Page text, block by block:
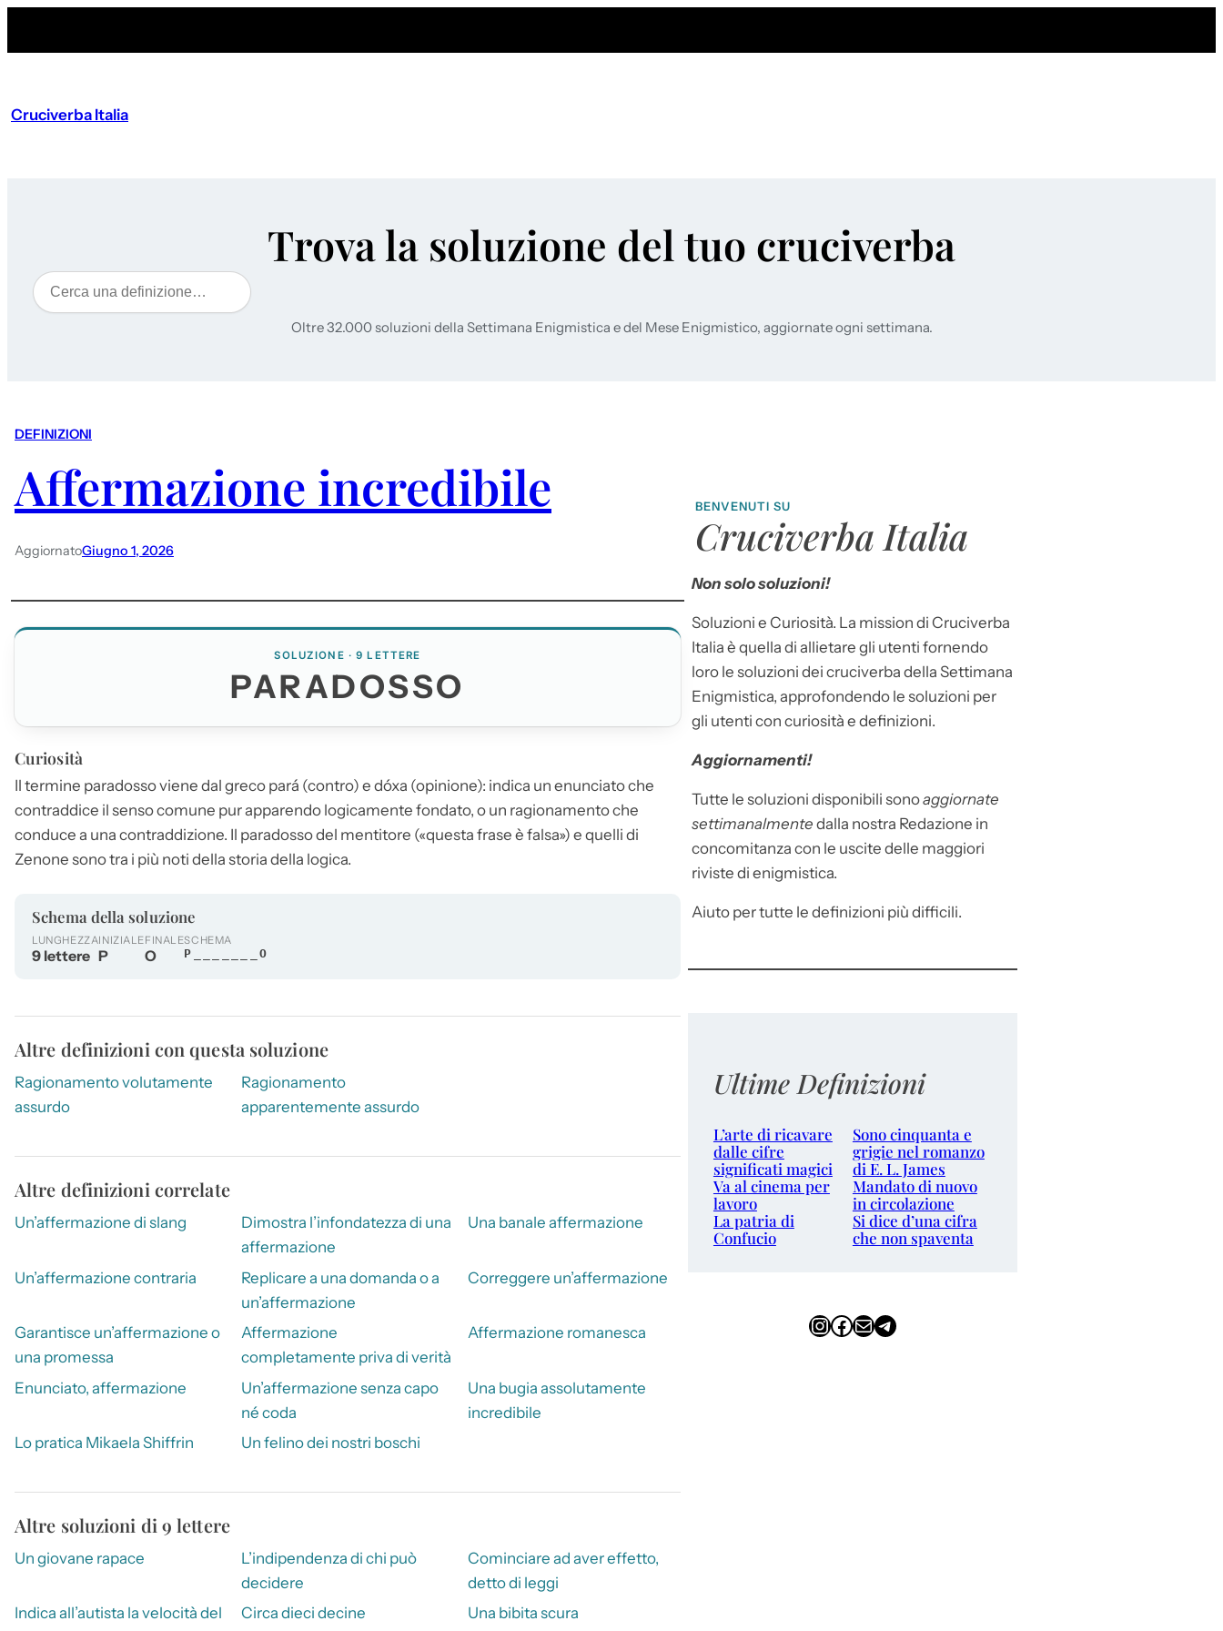
Cruciverba Italia
Trova la soluzione del tuo cruciverba
Cerca
Oltre 32.000 soluzioni della Settimana Enigmistica e del Mese Enigmistico, aggiornate ogni settimana.
DEFINIZIONI
Affermazione incredibile
AggiornatoGiugno 1, 2026
SOLUZIONE · 9 LETTERE
PARADOSSO
Curiosità
Il termine paradossoviene dal greco pará (contro) e dóxa (opinione): indica un enunciato che
contraddice il senso comune pur apparendo logicamente fondato, o un ragionamento che
conduce a una contraddizione. Il paradossodel mentitore («questa frase è falsa») e quelli di
Zenone sono tra i più noti della storia della logica.
Schema della soluzione
LUNGHEZZA
9 lettere
INIZIALE
P
FINALE
O
SCHEMA
P_______O
Altre definizioni con questa soluzione
Ragionamento volutamente
assurdo
Ragionamento
apparentemente assurdo
Altre definizioni correlate
Un’affermazione di slang
Dimostra l’infondatezza di una
affermazione
Una banale affermazione
Un’affermazione contraria
Replicare a una domanda o a
un’affermazione
Correggere un’affermazione
Garantisce un’affermazione o
una promessa
Affermazione
completamente priva di verità
Affermazione romanesca
Enunciato, affermazione
Un’affermazione senza capo
né coda
Una bugia assolutamente
incredibile
Lo pratica Mikaela Shiffrin
Un felino dei nostri boschi
Altre soluzioni di 9 lettere
Un giovane rapace
L’indipendenza di chi può
decidere
Cominciare ad aver effetto,
detto di leggi
Indica all’autista la velocità del
Circa dieci decine Una bibita scura
BENVENUTI SU
Cruciverba Italia
Non solo soluzioni!
Soluzioni e Curiosità. La mission di Cruciverba
Italia è quella di allietare gli utenti fornendo
loro le soluzioni dei cruciverba della Settimana
Enigmistica, approfondendo le soluzioni per
gli utenti con curiosità e definizioni.
Aggiornamenti!
Tutte le soluzioni disponibili sonoaggiornate
settimanalmente dalla nostra Redazione in
concomitanza con le uscite delle maggiori
riviste di enigmistica.
Aiuto per tutte le definizioni più difficili.
Ultime Definizioni
L’arte di ricavare
dalle cifre
significati magici
Sono cinquanta e
grigie nel romanzo
di E. L. James
Va al cinema per
lavoro
Mandato di nuovo
in circolazione
La patria di
Confucio
Si dice d’una cifra
che non spaventa
InstagramFacebook Email Telegram